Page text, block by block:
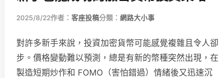
2025/8/22作者： 客座投稿分類： 網路大小事
對許多新手來說，投資加密貨幣可能感覺複雜且令人卻
步。價格變動難以預測，總是有新的幣種突然出現，在
製造短期炒作和 FOMO（害怕錯過）情緒後又迅速沉